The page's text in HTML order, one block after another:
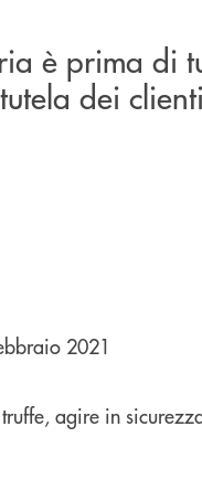
è prima di
dei
2021